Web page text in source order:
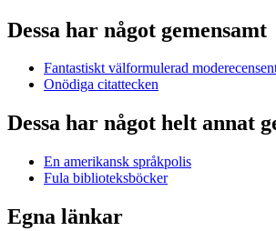
Dessa har något gemensamt
Fantastiskt välformulerad
Onödiga citattecken
Dessa har något helt annat
En amerikansk språkpolis
Fula biblioteksböcker
Egna länkar